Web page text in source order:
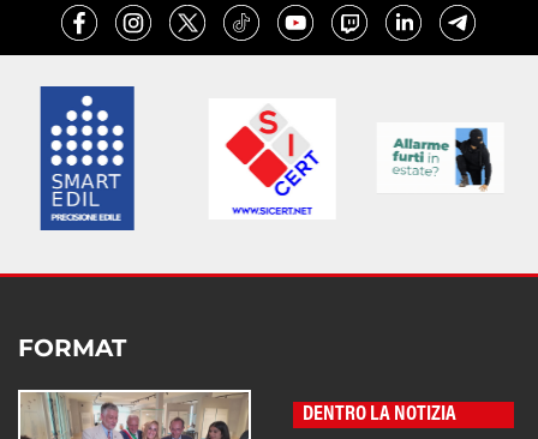
FORMAT
DENTRO LA NOTIZIA